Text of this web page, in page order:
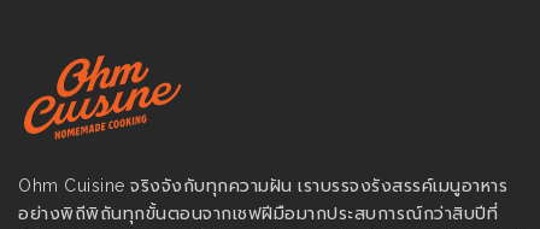
Ohm Cuisine จริงจังกับทุกความฝัน เราบรรจงรังสรรค์เมนูอาหาร
อย่างพิถีพิถันทุกขั้นตอนจากเชฟฝีมือมากประสบการณ์กว่าสิบปีที่